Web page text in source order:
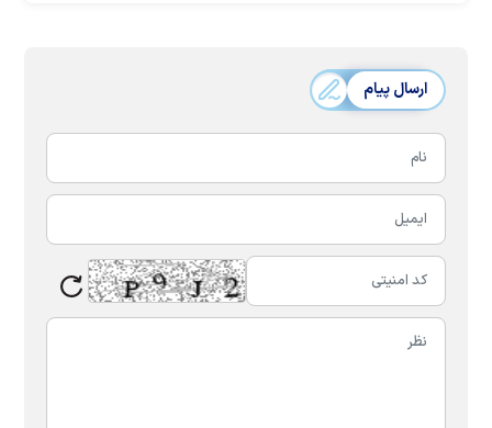
ارسال پیام